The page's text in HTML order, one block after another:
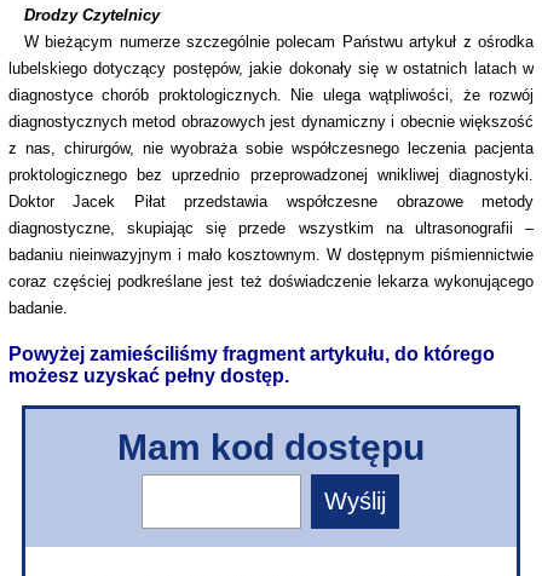
Drodzy Czytelnicy
W bieżącym numerze szczególnie polecam Państwu artykuł z ośrodka
lubelskiego dotyczący postępów, jakie dokonały się w ostatnich latach w
diagnostyce chorób proktologicznych. Nie ulega wątpliwości, że rozwój
diagnostycznych metod obrazowych jest dynamiczny i obecnie większość
z nas, chirurgów, nie wyobraża sobie współczesnego leczenia pacjenta
proktologicznego bez uprzednio przeprowadzonej wnikliwej diagnostyki.
Doktor Jacek Piłat przedstawia współczesne obrazowe metody
diagnostyczne, skupiając się przede wszystkim na ultrasonografii –
badaniu nieinwazyjnym i mało kosztownym. W dostępnym piśmiennictwie
coraz częściej podkreślane jest też doświadczenie lekarza wykonującego
badanie.
Powyżej zamieściliśmy fragment artykułu, do którego
możesz uzyskać pełny dostęp.
Mam kod dostępu